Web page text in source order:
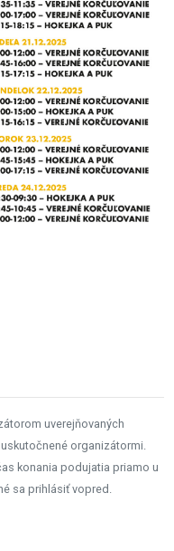
uverejňovaných
organizátormi.
konania podujatia priamo u
sa prihlásiť vopred.